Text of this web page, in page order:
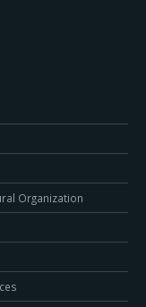
Organization